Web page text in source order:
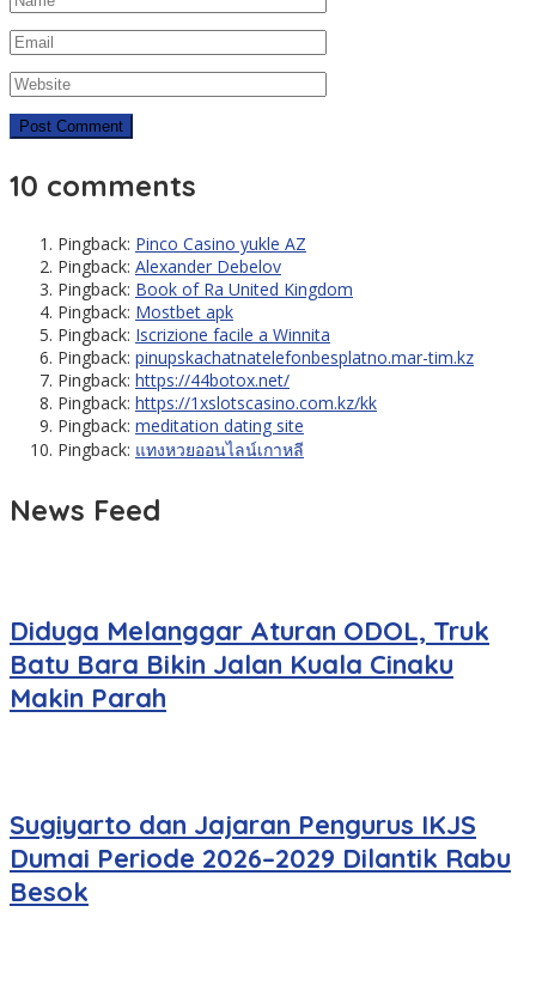
10 comments
Pingback: Pinco Casino yukle AZ
Pingback: Alexander Debelov
Pingback: Book of Ra United Kingdom
Pingback: Mostbet apk
Pingback: Iscrizione facile a Winnita
Pingback: pinupskachatnatelefonbesplatno.mar-tim.kz
Pingback: https://44botox.net/
Pingback: https://1xslotscasino.com.kz/kk
Pingback: meditation dating site
Pingback: แทงหวยออนไลน์เกาหลี
News Feed
Diduga Melanggar Aturan ODOL, Truk
Batu Bara Bikin Jalan Kuala Cinaku
Makin Parah
Sugiyarto dan Jajaran Pengurus IKJS
Dumai Periode 2026–2029 Dilantik Rabu
Besok